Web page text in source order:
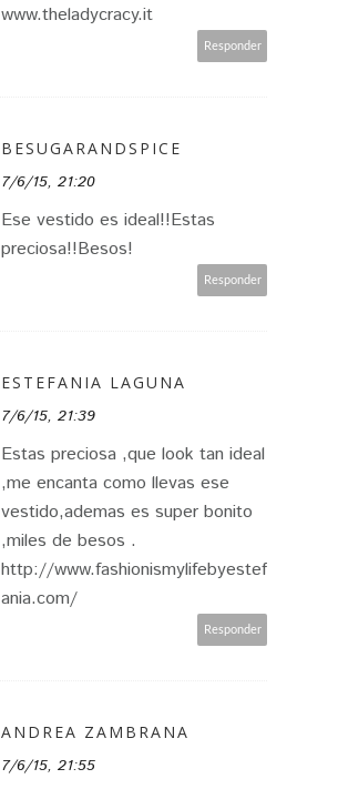
www.theladycracy.it
Responder
BESUGARANDSPICE
7/6/15, 21:20
Ese vestido es ideal!!Estas
preciosa!!Besos!
Responder
ESTEFANIA LAGUNA
7/6/15, 21:39
Estas preciosa ,que look tan ideal
,me encanta como llevas ese
vestido,ademas es super bonito
,miles de besos .
http://www.fashionismylifebyestef
ania.com/
Responder
ANDREA ZAMBRANA
7/6/15, 21:55